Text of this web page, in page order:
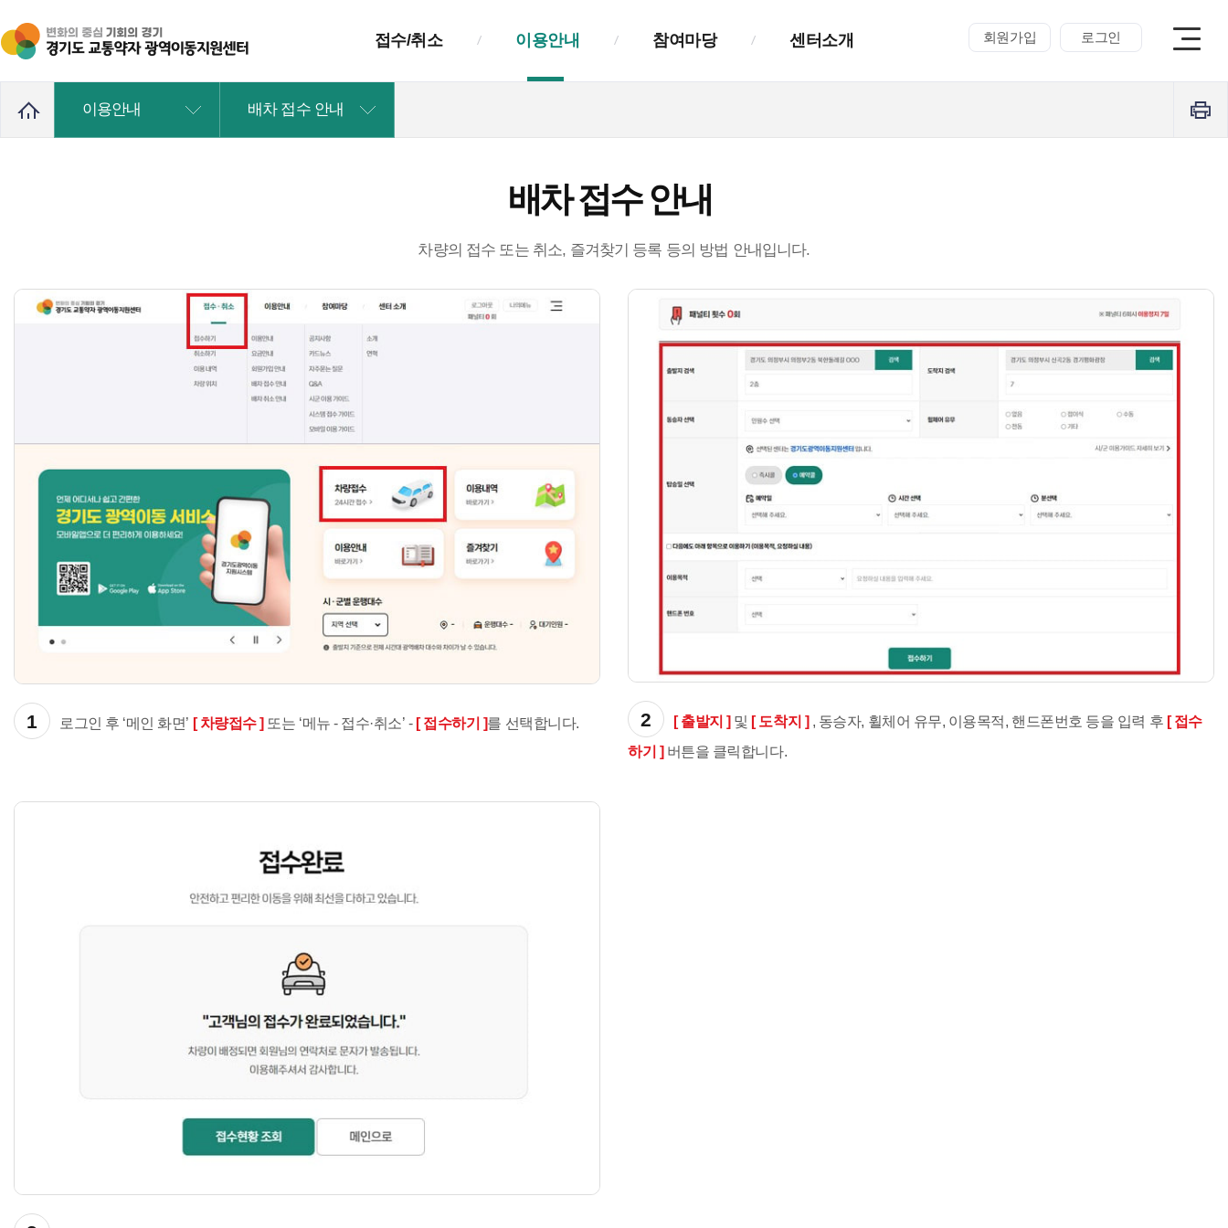
회원가입 로그인
접수/취소
접수하기
이용안내
홈페이지 회원가입
배차 접수 안내
배차 취소 안내
참여마당
자주묻는질문
모바일 이용가이드
센터소개
이용안내 배차 접수 안내
배차 접수 안내
차량의 접수 또는 취소, 즐겨찾기 등록 등의 방법 안내입니다.
1 로그인 후 ‘메인 화면’ [ 차량접수 ]또는 ‘메뉴 - 접수·취소’ - [ 접수하기 ]를 선택합니다. 2 [ 출발지 ]및 [ 도착지 ], 동승자, 휠체어 유무, 이용목적, 핸드폰번호 등을 입력 후 [ 접수
하기 ]버튼을 클릭합니다.